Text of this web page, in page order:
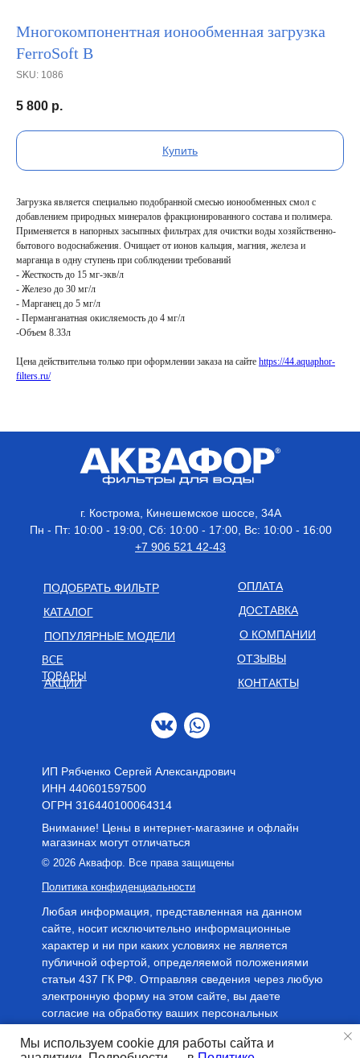
Мы используем cookie для работы сайта и
Многокомпонентная ионообменная загрузка
FerroSoft В
SKU: 1086
5 800 р.
Купить
Загрузка является специально подобранной смесью ионообменных смол с
добавлением природных минералов фракционированного состава и полимера.
Применяется в напорных засыпных фильтрах для очистки воды хозяйственно-
бытового водоснабжения. Очищает от ионов кальция, магния, железа и
марганца в одну ступень при соблюдении требований
- Жесткость до 15 мг-экв/л
- Железо до 30 мг/л
- Марганец до 5 мг/л
- Перманганатная окисляемость до 4 мг/л
-Объем 8.33л
Цена действительна только при оформлении заказа на сайте https://44.aquaphor-
filters.ru/
© 2026 Аквафор. Все права защищены
Политика конфиденциальности
Внимание! Цены в интернет-магазине и офлайн
магазинах могут отличаться
г. Кострома, Кинешемское шоссе, 34А
Пн - Пт: 10:00 - 19:00, Сб: 10:00 - 17:00, Вс: 10:00 - 16:00
+7 906 521 42-43
Любая информация, представленная на данном
сайте, носит исключительно информационные
характер и ни при каких условиях не является
публичной офертой, определяемой положениями
статьи 437 ГК РФ. Отправляя сведения через любую
электронную форму на этом сайте, вы даете
согласие на обработку ваших персональных
КАТАЛОГ
О КОМПАНИИ
КОНТАКТЫ
ОПЛАТА
АКЦИИ
ПОПУЛЯРНЫЕ МОДЕЛИ
ДОСТАВКА
ОТЗЫВЫ
ВСЕ
ТОВАРЫ
ПОДОБРАТЬ ФИЛЬТР
ИП Рябченко Сергей Александрович
ИНН 440601597500
OГРН 316440100064314